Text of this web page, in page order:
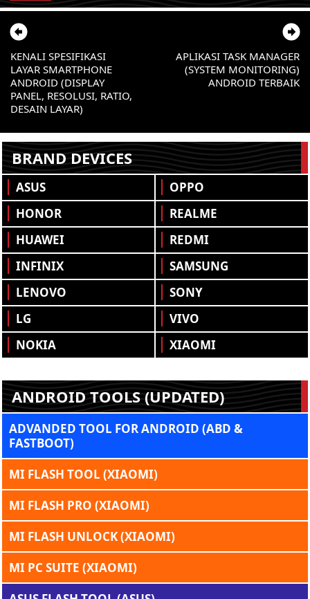
APLIKASI TASK MANAGER
(SYSTEM MONITORING)
ANDROID TERBAIK
KENALI SPESIFIKASI
LAYAR SMARTPHONE
ANDROID (DISPLAY
PANEL, RESOLUSI, RATIO,
DESAIN LAYAR)
BRAND DEVICES
ASUS
HONOR
HUAWEI
INFINIX
LENOVO
LG
NOKIA
OPPO
REALME
REDMI
SAMSUNG
SONY
VIVO
XIAOMI
ANDROID TOOLS (UPDATED)
ADVANDED TOOL FOR ANDROID (ABD &
FASTBOOT)
MI FLASH TOOL (XIAOMI)
MI FLASH PRO (XIAOMI)
MI FLASH UNLOCK (XIAOMI)
MI PC SUITE (XIAOMI)